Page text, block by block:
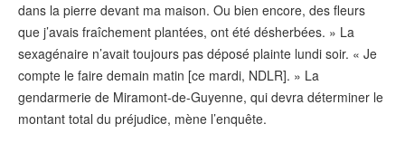
dans la pierre devant ma maison. Ou bien encore, des fleurs
que j’avais fraîchement plantées, ont été désherbées. » La
sexagénaire n’avait toujours pas déposé plainte lundi soir. « Je
compte le faire demain matin [ce mardi, NDLR]. » La
gendarmerie de Miramont-de-Guyenne, qui devra déterminer le
montant total du préjudice, mène l’enquête.